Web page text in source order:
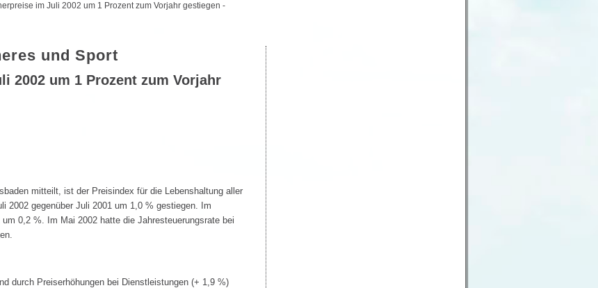
im Juli 2002 um 1 Prozent zum Vorjahr gestiegen -
und Sport
2002 um 1 Prozent zum Vorjahr
mitteilt, ist der Preisindex für die Lebenshaltung aller
2002 gegenüber Juli 2001 um 1,0 % gestiegen. Im
0,2 %. Im Mai 2002 hatte die Jahresteuerungsrate bei
durch Preiserhöhungen bei Dienstleistungen (+ 1,9 %)